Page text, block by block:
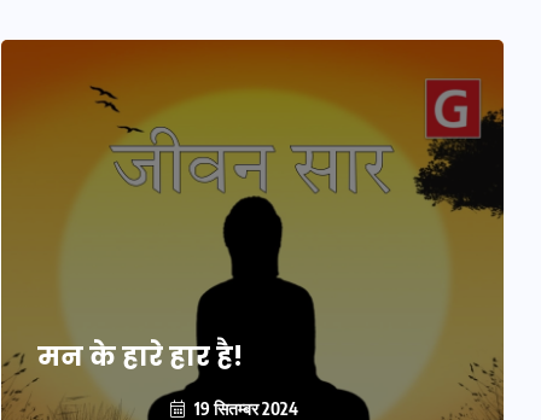
मन के हारे हार है!
19 सितम्बर 2024